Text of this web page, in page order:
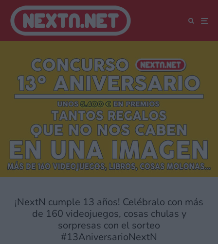
¡NextN cumple 13 años! Celébralo con más
de 160 videojuegos, cosas chulas y
sorpresas con el sorteo
#13AniversarioNextN